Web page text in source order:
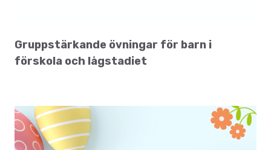
Gruppstärkande övningar för barn i
förskola och lågstadiet